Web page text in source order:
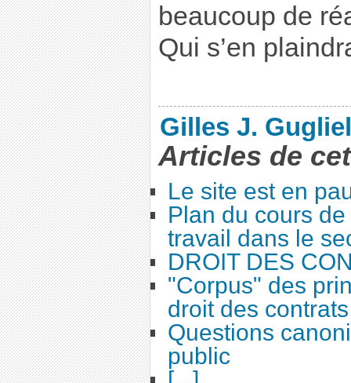
beaucoup de
Qui s’en
Gilles J.
Articles de
Le site est en
Plan du cours
travail dans le
DROIT DES
"Corpus" des
droit des
Questions
public